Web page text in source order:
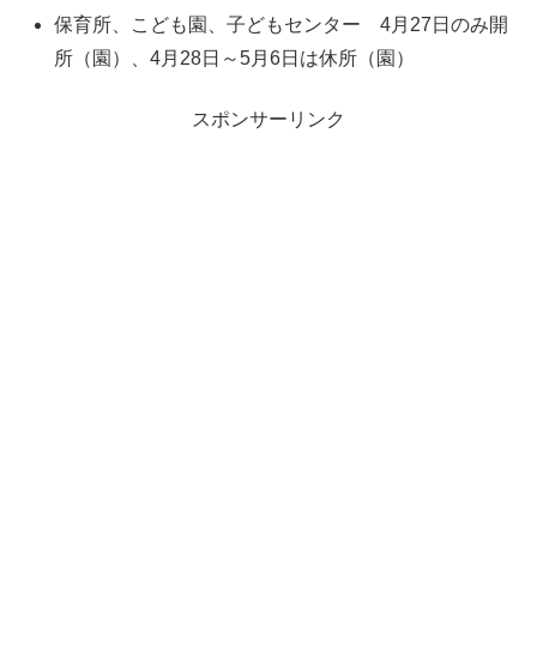
保育所、こども園、子どもセンター 4月27日のみ開
所（園）、4月28日～5月6日は休所（園）
スポンサーリンク